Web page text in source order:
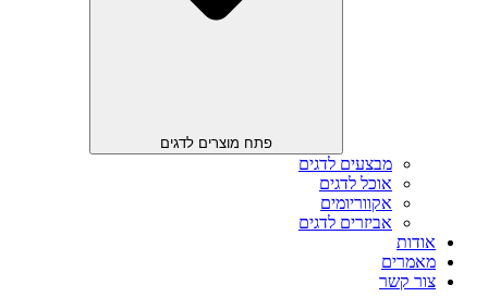
פתח מוצרים לדגים
מבצעים לדגים
אוכל לדגים
אקווריומים
אביזרים לדגים
אודות
מאמרים
צור קשר